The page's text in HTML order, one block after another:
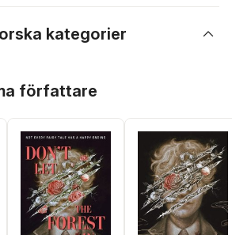
kategorier
författare